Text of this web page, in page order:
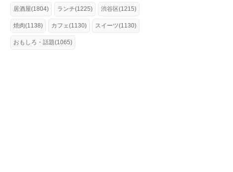
居酒屋(1804) ランチ(1225) 渋谷区(1215)
焼肉(1138) カフェ(1130) スイーツ(1130)
おもしろ・話題(1065)